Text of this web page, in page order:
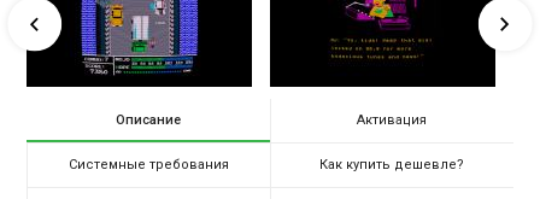
Описание Активация
Системные требования Как купить дешевле?